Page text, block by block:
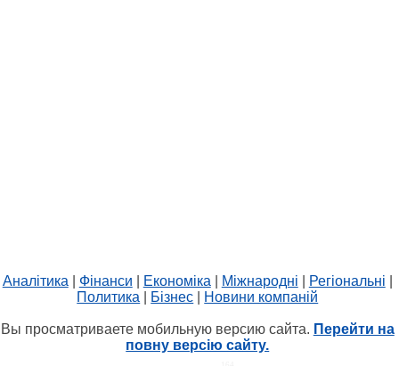
Аналітика Фінанси Економіка Міжнародні Регіональні
Политика
Бізнес Новини компаній
Вы просматриваете мобильную версию сайта. Перейти на
повну версію сайту.